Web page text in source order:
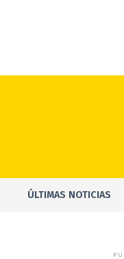
ÚLTIMAS NOTICIAS